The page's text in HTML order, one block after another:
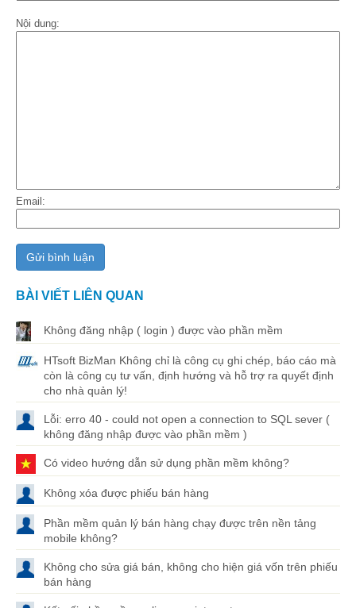
Nội dung:
Email:
BÀI VIẾT LIÊN QUAN
Không đăng nhập ( login ) được vào phần mềm
HTsoft BizMan Không chỉ là công cụ ghi chép, báo cáo mà
còn là công cụ tư vấn, định hướng và hỗ trợ ra quyết định
cho nhà quản lý!
Lỗi: erro 40 - could not open a connection to SQL sever (
không đăng nhập được vào phần mềm )
Có video hướng dẫn sử dụng phần mềm không?
Không xóa được phiếu bán hàng
Phần mềm quản lý bán hàng chạy được trên nền tảng
mobile không?
Không cho sửa giá bán, không cho hiện giá vốn trên phiếu
bán hàng